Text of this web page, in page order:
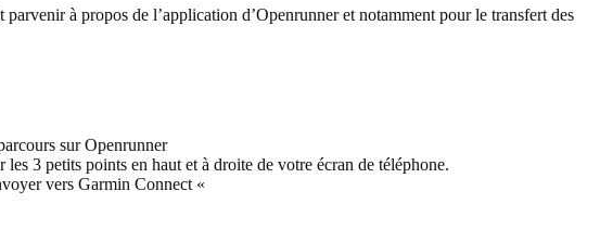
à propos de l’application d’Openrunner et notamment pour le transfert des
sur Openrunner
3 petits points en haut et à droite de votre écran de téléphone.
vers Garmin Connect «